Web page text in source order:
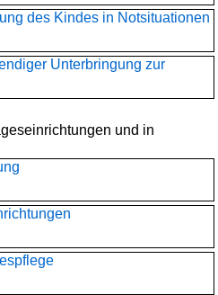
des Kindes in Notsituationen
Unterbringung zur
und in